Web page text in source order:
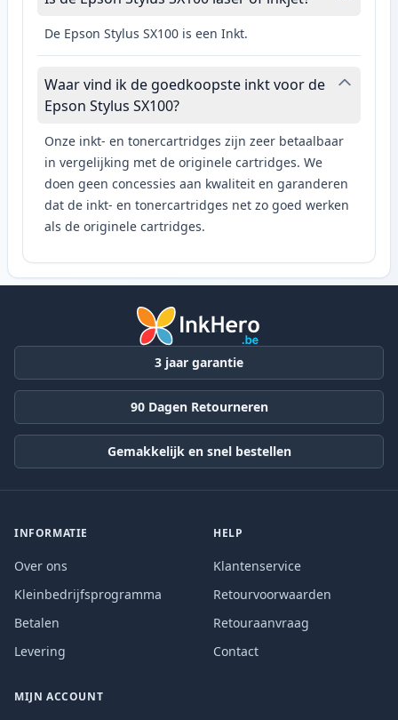
De Epson Stylus SX100 is een Inkt.
Waar vind ik de goedkoopste inkt voor de
Epson Stylus SX100?
Onze inkt- en tonercartridges zijn zeer betaalbaar
in vergelijking met de originele cartridges. We
doen geen concessies aan kwaliteit en garanderen
dat de inkt- en tonercartridges net zo goed werken
als de originele cartridges.
3 jaar garantie
90 Dagen Retourneren
Gemakkelijk en snel bestellen
INFORMATIE
Over ons
Kleinbedrijfsprogramma
Betalen
Levering
HELP
Klantenservice
Retourvoorwaarden
Retouraanvraag
Contact
MIJN ACCOUNT